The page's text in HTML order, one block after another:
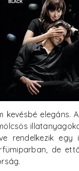
elegáns. A
rendelkezik
de